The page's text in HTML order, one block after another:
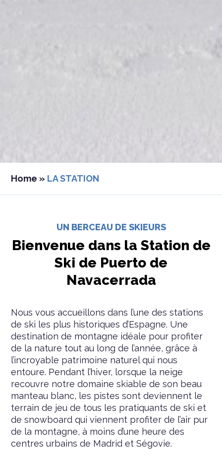
Home » LA STATION
UN BERCEAU DE SKIEURS
Bienvenue dans la Station de
Ski de Puerto de
Navacerrada
Nous vous accueillons dans l’une des stations
de ski les plus historiques d’Espagne. Une
destination de montagne idéale pour profiter
de la nature tout au long de l’année, grâce à
l’incroyable patrimoine naturel qui nous
entoure. Pendant l’hiver, lorsque la neige
recouvre notre domaine skiable de son beau
manteau blanc, les pistes sont deviennent le
terrain de jeu de tous les pratiquants de ski et
de snowboard qui viennent profiter de l’air pur
de la montagne, à moins d’une heure des
centres urbains de Madrid et Ségovie.